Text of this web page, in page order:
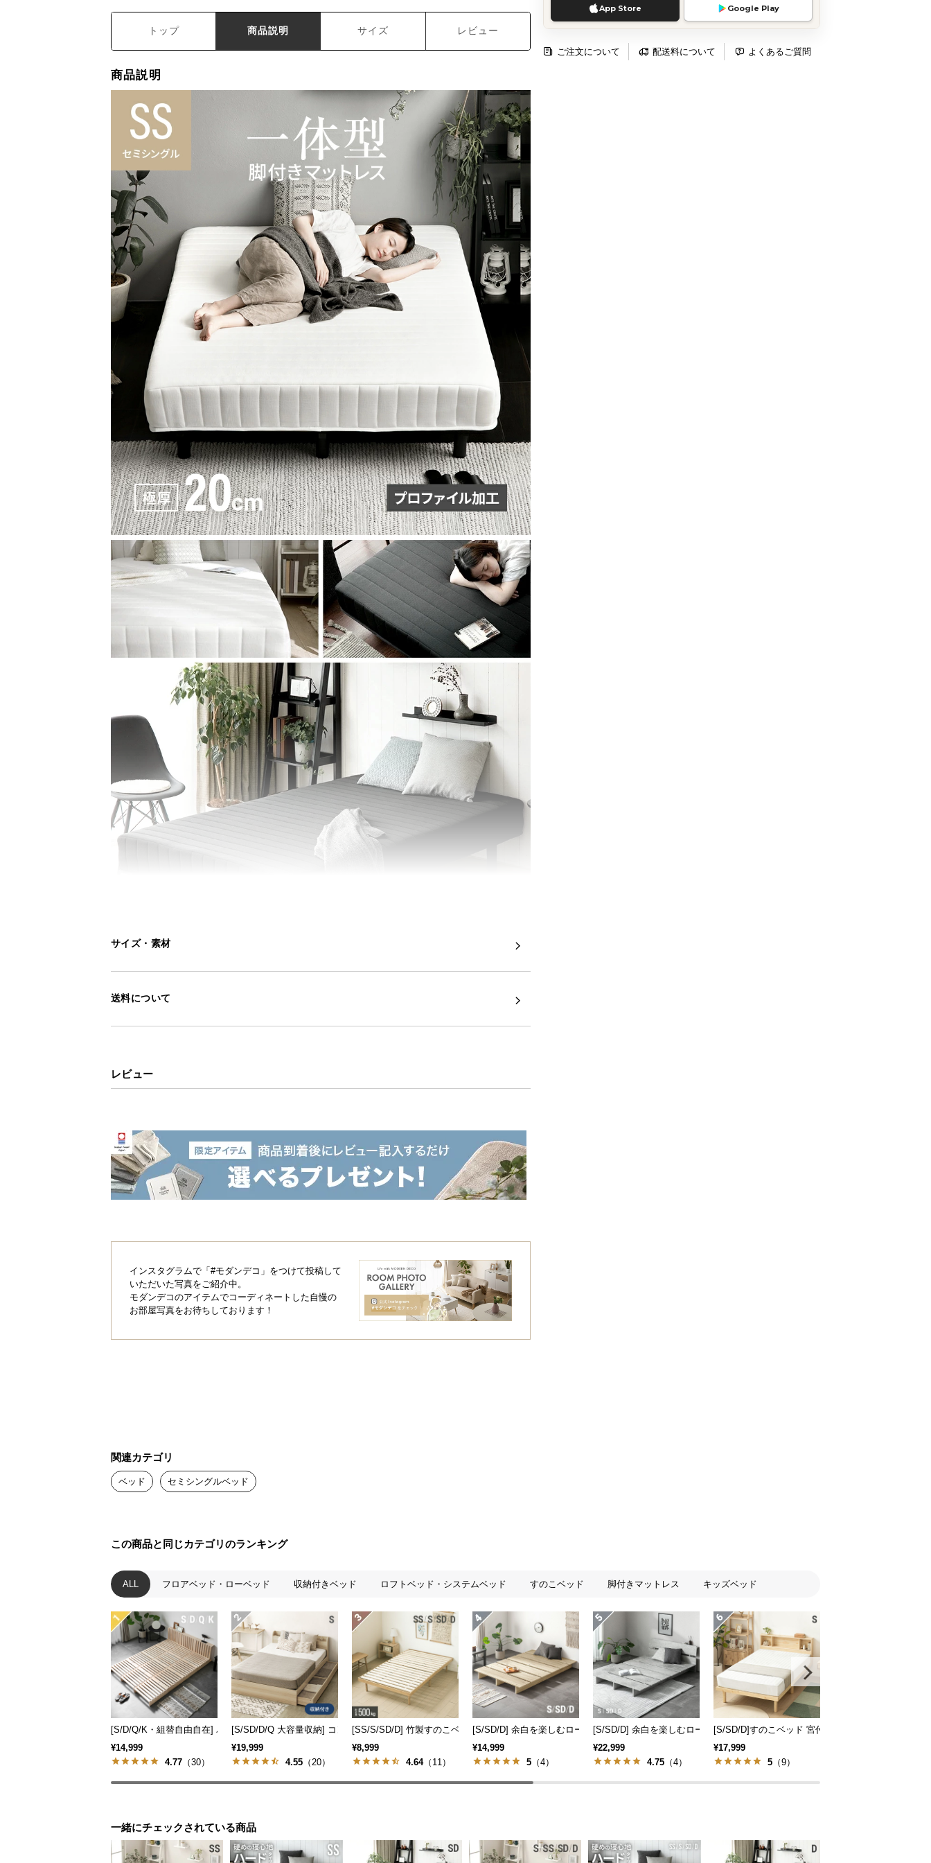
App Store Google Play
ご注文について 配送料について よくあるご質問
トップ 商品説明 サイズ レビュー
商品説明
サイズ・素材
送料について
レビュー
インスタグラムで「#モダンデコ」をつけて投稿して
いただいた写真をご紹介中。
モダンデコのアイテムでコーディネートした自慢の
お部屋写真をお待ちしております！
関連カテゴリ
ベッド セミシングルベッド
この商品と同じカテゴリのランキング
ALL フロアベッド・ローベッド 収納付きベッド ロフトベッド・システムベッド すのこベッド 脚付きマットレス キッズベッド
[S/D/Q/K・組替自由自在] パレットベッド 8/12/16枚セット
¥14,999
4.77 （30）
[S/SD/D/Q 大容量収納] コンセント機能付きベッド 収納左右組み換え可能
¥19,999
4.55 （20）
[SS/S/SD/D] 竹製すのこベッド
¥8,999
4.64（11）
[S/SD/D] 余白を楽しむローベッドフレーム 天然木調 ステージベッド ロボット掃除機対応
¥14,999
5 （4）
[S/SD/D] 余白を楽しむローベッドフレーム 天然木調 ステージベッド 2口コンセン
¥22,999
4.75 （4）
[S/SD/D]すのこベッド 宮付きタイプ
¥17,999
5 （9）
一緒にチェックされている商品